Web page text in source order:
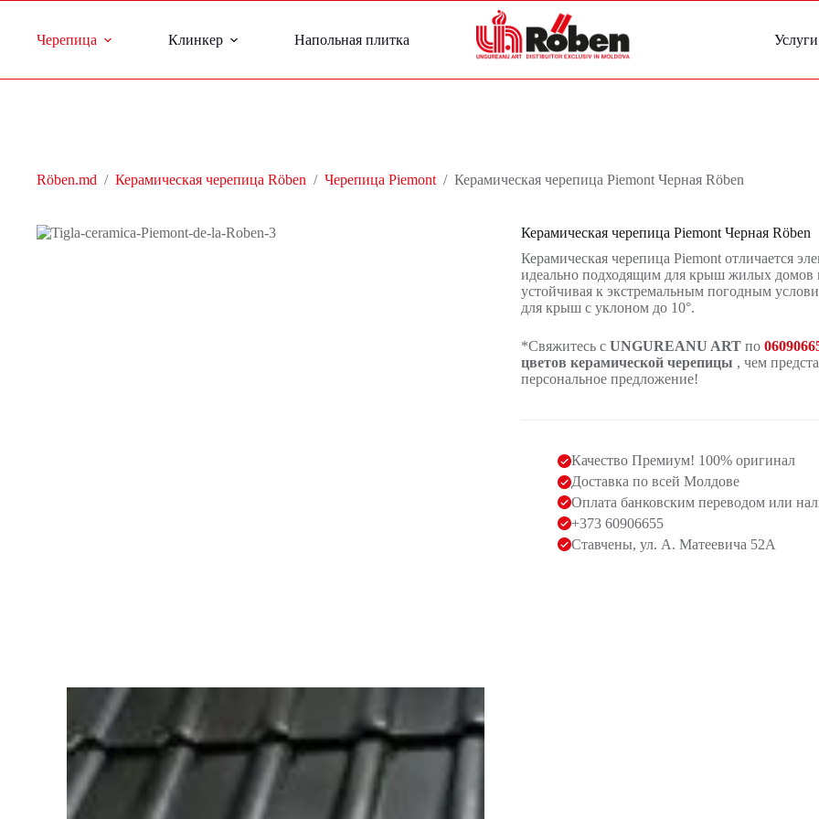
Черепица Клинкер Напольная плитка Услуги
Röben.md / Керамическая черепица Röben / Черепица Piemont / Керамическая черепица Piemont Черная Röben
Керамическая черепица Piemont Черная Röben
Керамическая черепица Piemont отличается
идеально подходящим для крыш жилых домов
устойчивая к экстремальным погодным
для крыш с уклоном до 10°.
*Свяжитесь сUNGUREANU ART по
цветов керамической черепицы , чем
персональное предложение!
Качество Премиум! 100% оригинал
Доставка по всей Молдове
Оплата банковским переводом или
+373 60906655
Ставчены, ул. А. Матеевича 52А